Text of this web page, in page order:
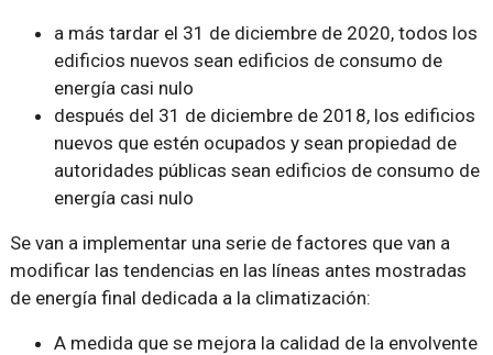
a más tardar el 31 de diciembre de 2020, todos los
edificios nuevos sean edificios de consumo de
energía casi nulo
después del 31 de diciembre de 2018, los edificios
nuevos que estén ocupados y sean propiedad de
autoridades públicas sean edificios de consumo de
energía casi nulo
Se van a implementar una serie de factores que van a
modificar las tendencias en las líneas antes mostradas
de energía final dedicada a la climatización:
A medida que se mejora la calidad de la envolvente